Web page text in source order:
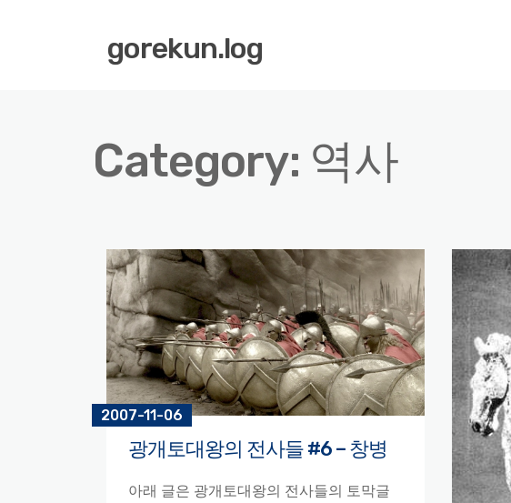
gorekun.log
Category: 역사
2007-11-06
광개토대왕의 전사들 #6 – 창병
아래 글은 광개토대왕의 전사들의 토막글